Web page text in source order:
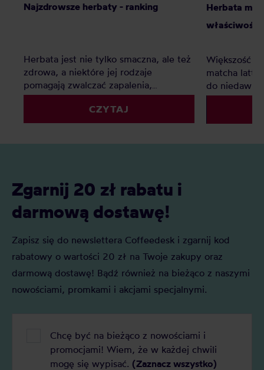
Najzdrowsze herbaty - ranking
Herbata jest nie tylko smaczna, ale też
zdrowa, a niektóre jej rodzaje
pomagają zwalczać zapalenia,
poprawiają metabolizm i funkcje
mózgu. Jakie są najzdrowsze herbaty?
Ranking pozwoli Wam wybrać
CZYTAJ
Herbata
właściwości
Większość z
matcha latte
do
poszukiwali
wiele więcej
Zgarnij 20 zł rabatu i
darmową dostawę!
Zapisz się do newslettera Coffeedesk i zgarnij kod
rabatowy o wartości 20 zł na Twoje zakupy oraz
darmową dostawę! Bądź również na bieżąco z naszymi
nowościami, promkami i akcjami specjalnymi.
Chcę być na bieżąco z nowościami i
promocjami! Wiem, że w każdej chwili
mogę się wypisać. (Zaznacz wszystko)